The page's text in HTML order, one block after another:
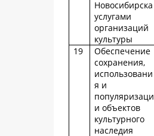
Новосибирска
услугами
организаций
культуры
19
Обеспечение
сохранения,
использовани
я и
популяризаци
и объектов
культурного
наследия